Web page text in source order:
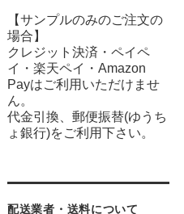
【サンプルのみのご注文の
場合】
クレジット決済・ペイペ
イ・楽天ペイ・Amazon
Payはご利用いただけませ
ん。
代金引換、郵便振替(ゆうち
ょ銀行)をご利用下さい。
配送業者・送料について